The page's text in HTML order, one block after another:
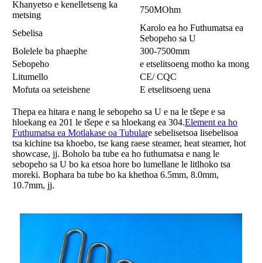
Khanyetso e kenelletseng ka
metsing
750MOhm
Sebelisa
Karolo ea ho Futhumatsa ea
Sebopeho sa U
Bolelele ba phaephe
300-7500mm
Sebopeho
e etselitsoeng motho ka mong
Litumello
CE/ CQC
Mofuta oa seteishene
E etselitsoeng uena
Thepa ea hitara e nang le sebopeho sa U e na le tšepe e sa
hloekang ea 201 le tšepe e sa hloekang ea 304.Element ea ho
Futhumatsa ea Motlakase oa Tubulare sebelisetsoa lisebelisoa
tsa kichine tsa khoebo, tse kang raese steamer, heat steamer, hot
showcase, jj. Boholo ba tube ea ho futhumatsa e nang le
sebopeho sa U bo ka etsoa hore bo lumellane le litlhoko tsa
moreki. Bophara ba tube bo ka khethoa 6.5mm, 8.0mm,
10.7mm, jj.